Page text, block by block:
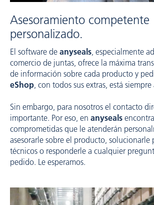
Asesoramiento competente
personalizado.
El software de anyseals, especialmente
comercio de juntas, ofrece la máxima
de información sobre cada producto y
eShop, con todos sus extras, está
Sin embargo, para nosotros el contacto
importante. Por eso, en anyseals
comprometidas que le atenderán
asesorarle sobre el producto, solucionarle
técnicos o responderle a cualquier
pedido. Le esperamos.